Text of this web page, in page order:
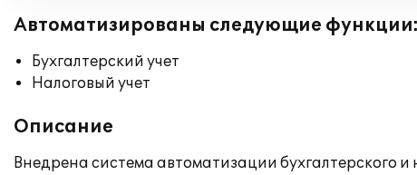
Автоматизированы следующие функции:
Бухгалтерский учет
Налоговый учет
Описание
Внедрена система автоматизации бухгалтерского